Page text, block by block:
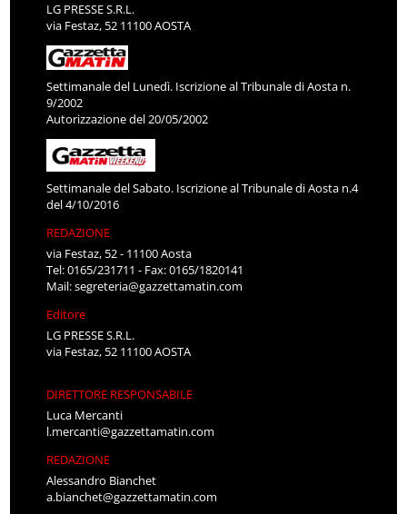
LG PRESSE S.R.L.
via Festaz, 52 11100 AOSTA
Settimanale del Lunedì. Iscrizione al Tribunale di Aosta n.
9/2002
Autorizzazione del 20/05/2002
Settimanale del Sabato. Iscrizione al Tribunale di Aosta n.4
del 4/10/2016
REDAZIONE
via Festaz, 52 - 11100 Aosta
Tel: 0165/231711 - Fax: 0165/1820141
Mail:segreteria@gazzettamatin.com
Editore
LG PRESSE S.R.L.
via Festaz, 52 11100 AOSTA
DIRETTORE RESPONSABILE
Luca Mercanti
l.mercanti@gazzettamatin.com
REDAZIONE
Alessandro Bianchet
a.bianchet@gazzettamatin.com